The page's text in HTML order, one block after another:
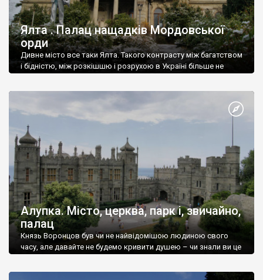
Ялта . Палац нащадків Мордовської
орди
Дивне місто все таки Ялта. Такого контрасту між багатством
і бідністю, між розкішшю і розрухою в Україні більше не
Алупка. Місто, церква, парк і, звичайно,
палац
Князь Воронцов був чи не найвідомішою людиною свого
часу, але давайте не будемо кривити душею – чи знали ви це